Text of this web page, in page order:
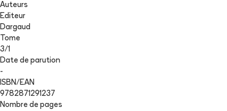
Auteurs
Editeur
Dargaud
Tome
3/1
Date de parution
-
ISBN/EAN
9782871291237
Nombre de pages